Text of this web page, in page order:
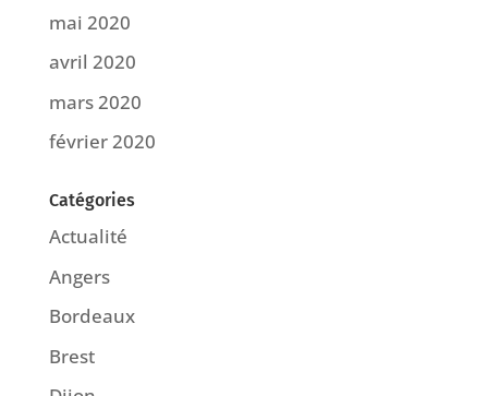
mai 2020
avril 2020
mars 2020
février 2020
Catégories
Actualité
Angers
Bordeaux
Brest